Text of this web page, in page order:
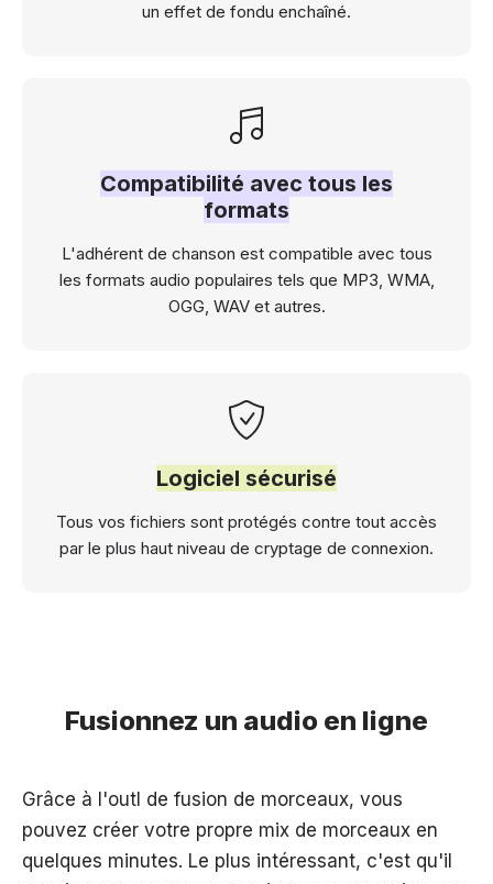
un effet de fondu enchaîné.
Compatibilité avec tous les
formats
L'adhérent de chanson est compatible avec tous
les formats audio populaires tels que MP3, WMA,
OGG, WAV et autres.
Logiciel sécurisé
Tous vos fichiers sont protégés contre tout accès
par le plus haut niveau de cryptage de connexion.
Fusionnez un audio en ligne
Grâce à l'outl de fusion de morceaux, vous
pouvez créer votre propre mix de morceaux en
quelques minutes. Le plus intéressant, c'est qu'il